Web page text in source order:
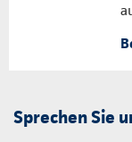
Sprechen Sie